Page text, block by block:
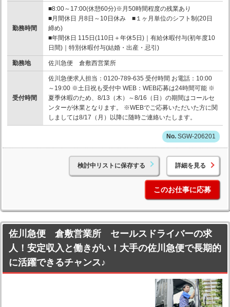
勤務時間
■8:00～17:00(休憩60分)※月50時間程度の残業あり
■月間休日 月8日～10日休み ■１ヶ月単位のシフト制(20日
締め)
■年間休日 115日(110日＋年休5日)｜有給休暇付与(初年度10
日間)｜特別休暇付与(結婚・出産・忌引)
勤務地 佐川急便 倉敷西営業所
受付時間
佐川急便求人担当：0120-789-635 受付時間 お電話：10:00
～19:00 ※土日祝も受付中 WEB：WEB応募は24時間可能 ※
夏季休暇のため、8/13（木）～8/16（日）の期間はコールセ
ンターが休業となります。 ※WEBでご応募いただいた方に関
しましては8/17（月）以降に随時ご連絡いたします。
SGW-206201
検討中リストに保存する 詳細を見る
このお仕事に応募
佐川急便 倉敷営業所 セールスドライバーの求
人！安定収入と働きがい！大手の佐川急便で長期的
に活躍できるチャンス♪